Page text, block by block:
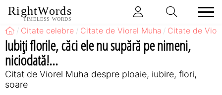
RightWords
TIMELESS WORDS
Citate celebre Citate de Viorel Muha Citate de
Iubiţi florile, căci ele nu supără pe nimeni,
niciodată!...
Citat de Viorel Muha despre ploaie, iubire, flori,
soare